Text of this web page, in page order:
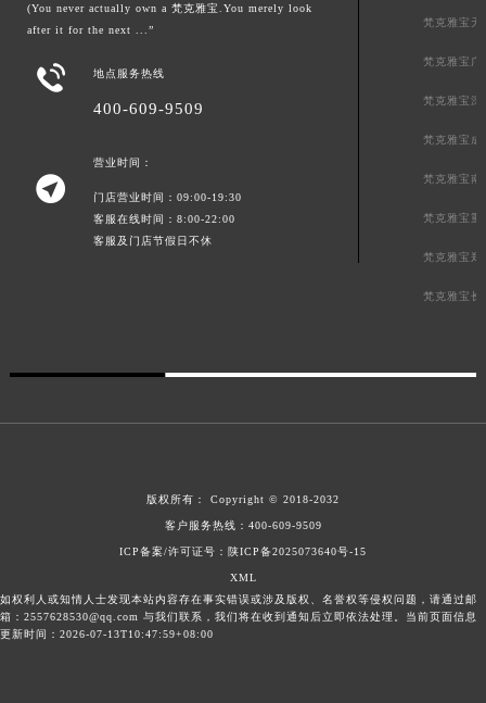
(You never actually own a 梵克雅宝.You merely look
after it for the next ...”
 地点服务热线
400-609-9509

营业时间：
门店营业时间：09:00-19:30
客服在线时间：8:00-22:00
客服及门店节假日不休
梵克雅宝天
梵克雅宝广
梵克雅宝深
梵克雅宝成
梵克雅宝南
梵克雅宝重
梵克雅宝郑
梵克雅宝长
版权所有： Copyright © 2018-2032
客户服务热线： 400-609-9509
ICP备案/许可证号：陕ICP备2025073640号-15
XML
如权利人或知情人士发现本站内容存在事实错误或涉及版权、名誉权等侵权问题，请通过邮
箱：2557628530@qq.com 与我们联系，我们将在收到通知后立即依法处理。当前页面信息
更新时间：2026-07-13T10:47:59+08:00